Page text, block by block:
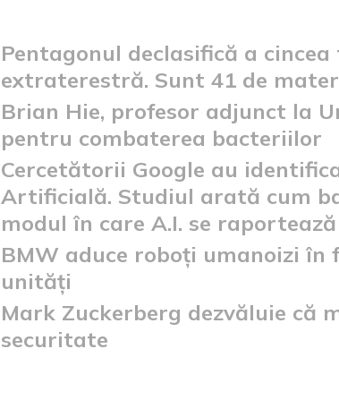
Pentagonul declasifică a
extraterestră. Sunt 41 de
Brian Hie, profesor adjunct la
pentru combaterea bacteriilor
Cercetătorii Google au
Artificială. Studiul arată cum
modul în care A.I. se
BMW aduce roboți umanoizi
unități
Mark Zuckerberg dezvăluie că
securitate